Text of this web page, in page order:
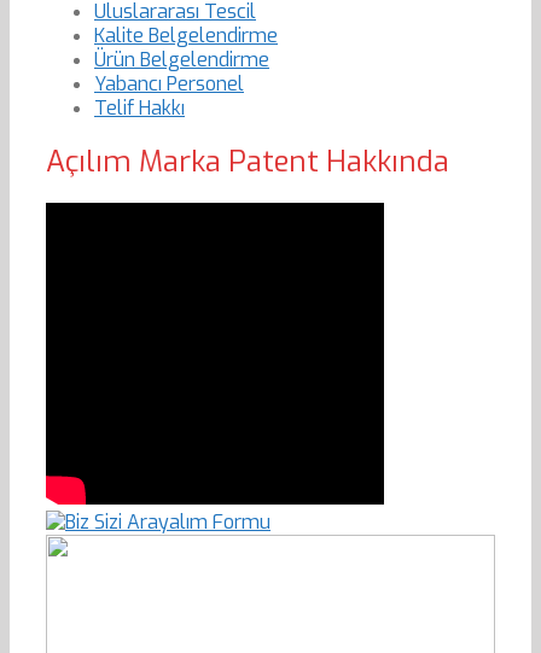
Uluslararası Tescil
Kalite Belgelendirme
Ürün Belgelendirme
Yabancı Personel
Telif Hakkı
Açılım Marka Patent Hakkında